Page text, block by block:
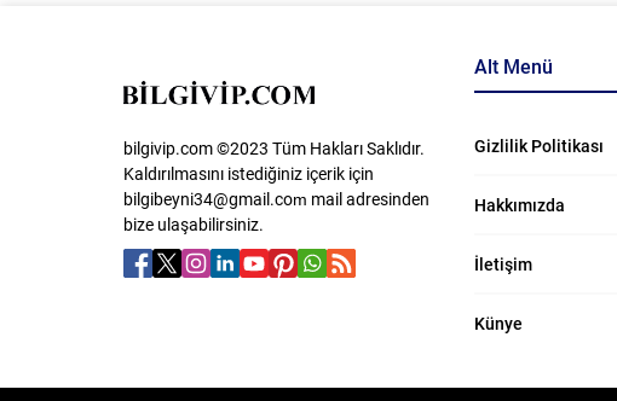
bilgivip.com ©2023 Tüm Hakları Saklıdır.
Kaldırılmasını istediğiniz içerik için
bilgibeyni34@gmail.com ​ mail adresinden
bize ulaşabilirsiniz.
Alt Menü
Gizlilik Politikası
Hakkımızda
İletişim
Künye